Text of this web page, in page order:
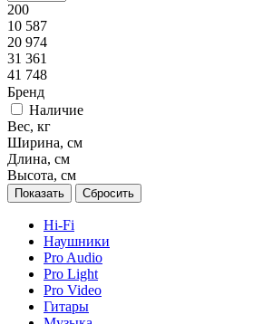
200
10 587
20 974
31 361
41 748
Бренд
Наличие
Вес, кг
Ширина, см
Длина, см
Высота, см
Сбросить
Hi-Fi
Наушники
Pro Audio
Pro Light
Pro Video
Гитары